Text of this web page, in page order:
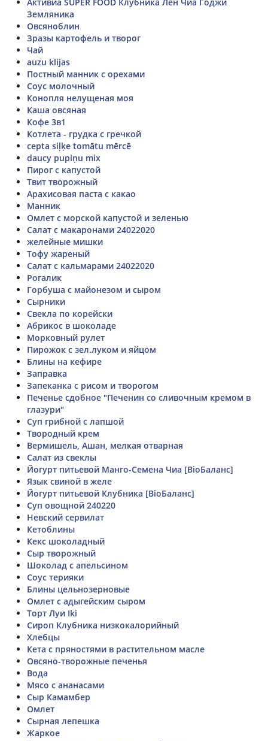
Земляника
Овсяноблин
Зразы картофель и творог
Чай
auzu klijas
Постный манник с орехами
Соус молочный
Конопля нелущеная моя
Каша овсяная
Кофе 3в1
Котлета - грудка с гречкой
cepta siļķe tomātu mērcē
daucy pupiņu mix
Пирог с капустой
Твит творожный
Арахисовая паста с какао
Манник
Омлет с морской капустой и зеленью
Салат с макаронами 24022020
желейные мишки
Тофу жареный
Салат с кальмарами 24022020
Рогалик
Горбуша с майонезом и сыром
Сырники
Свекла по корейски
Абрикос в шоколаде
Морковный рулет
Пирожок с зел.луком и яйцом
Блины на кефире
Заправка
Запеканка с рисом и творогом
Печенье сдобное "Печенин со сливочным кремом в
глазури"
Суп грибной с лапшой
Твородный крем
Вермишель, Ашан, мелкая отварная
Салат из свеклы
Йогурт питьевой Манго-Семена Чиа [BioБаланс]
Язык свиной в желе
Йогурт питьевой Клубника [BioБаланс]
Суп овощной 240220
Невский сервилат
Кетоблины
Кекс шоколадный
Сыр творожный
Шоколад с апельсином
Соус терияки
Блины цельнозерновые
Омлет с адыгейским сыром
Торт Луи Iki
Сироп Клубника низкокалорийный
Хлебцы
Кета с пряностями в растительном масле
Овсяно-творожные печенья
Вода
Мясо с ананасами
Сыр Камамбер
Омлет
Сырная лепешка
Жаркое